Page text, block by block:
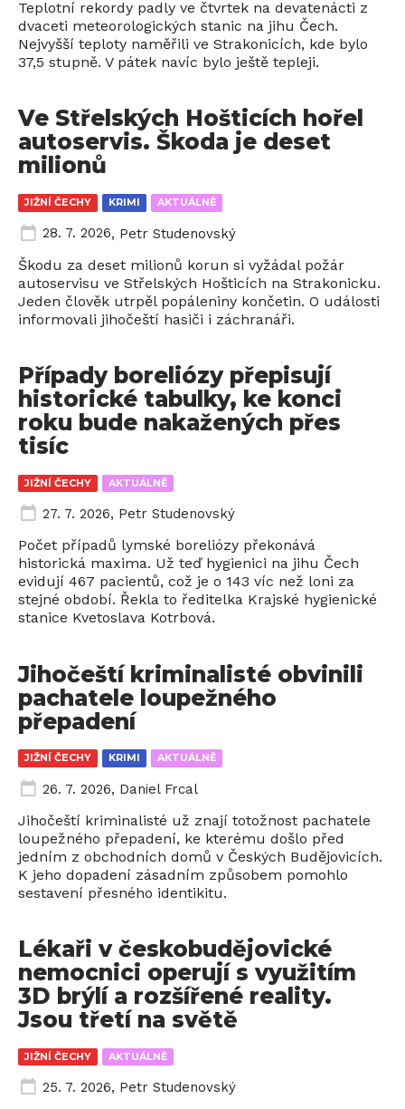
Teplotní rekordy padly ve čtvrtek na devatenácti z
dvaceti meteorologických stanic na jihu Čech.
Nejvyšší teploty naměřili ve Strakonicích, kde bylo
37,5 stupně. V pátek navíc bylo ještě tepleji.
JIŽNÍ ČECHY KRIMI AKTUÁLNĚ
Ve Střelských Hošticích hořel
autoservis. Škoda je deset
milionů
28. 7. 2026, Petr Studenovský
Škodu za deset milionů korun si vyžádal požár
autoservisu ve Střelských Hošticích na Strakonicku.
Jeden člověk utrpěl popáleniny končetin. O události
informovali jihočeští hasiči i záchranáři.
JIŽNÍ ČECHY AKTUÁLNĚ
Případy boreliózy přepisují
historické tabulky, ke konci
roku bude nakažených přes
tisíc
27. 7. 2026, Petr Studenovský
Počet případů lymské boreliózy překonává
historická maxima. Už teď hygienici na jihu Čech
evidují 467 pacientů, což je o 143 víc než loni za
stejné období. Řekla to ředitelka Krajské hygienické
stanice Kvetoslava Kotrbová.
JIŽNÍ ČECHY KRIMI AKTUÁLNĚ
Jihočeští kriminalisté obvinili
pachatele loupežného
přepadení
26. 7. 2026, Daniel Frcal
Jihočeští kriminalisté už znají totožnost pachatele
loupežného přepadení, ke kterému došlo před
jedním z obchodních domů v Českých Budějovicích.
K jeho dopadení zásadním způsobem pomohlo
sestavení přesného identikitu.
JIŽNÍ ČECHY AKTUÁLNĚ
Lékaři v českobudějovické
nemocnici operují s využitím
3D brýlí a rozšířené reality.
Jsou třetí na světě
25. 7. 2026, Petr Studenovský